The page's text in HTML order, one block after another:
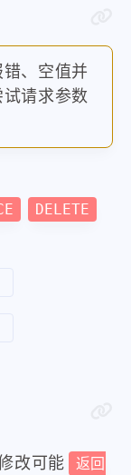
、空值并
请求参数
DELETE
改可能
返回